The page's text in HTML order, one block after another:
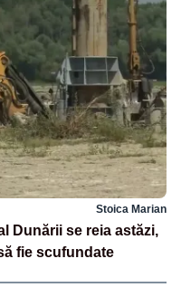
Stoica Marian
Dunării se reia astăzi,
fie scufundate